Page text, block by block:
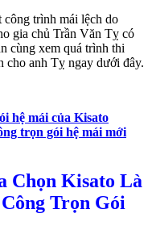
trình mái lệch do
gia chủ Trần Văn Tỵ có
cùng xem quá trình thi
cho anh Tỵ ngay dưới đây.
hệ mái của Kisato
trọn gói hệ mái mới
Chọn Kisato Là
Trọn Gói